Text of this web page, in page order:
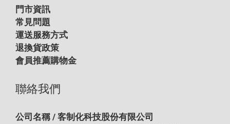
門市資訊
常見問題
運送服務方式
退換貨政策
會員推薦購物金
聯絡我們
公司名稱 / 客制化科技股份有限公司